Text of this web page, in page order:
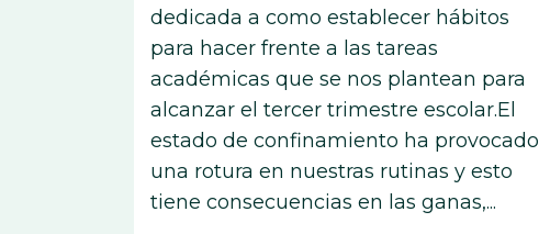
dedicada a como establecer hábitos
para hacer frente a las tareas
académicas que se nos plantean para
alcanzar el tercer trimestre escolar.El
estado de confinamiento ha provocado
una rotura en nuestras rutinas y esto
tiene consecuencias en las ganas,...